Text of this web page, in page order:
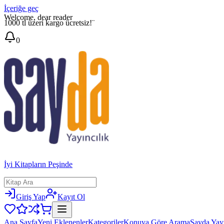
İçeriğe geç
Welcome, dear reader
1000 tl üzeri kargo ücretsiz!¨
0
İyi Kitapların Peşinde
Giriş Yap Kayıt Ol
Ana SayfaYeni EklenenlerKategorilerKonuya Göre AramaSayda